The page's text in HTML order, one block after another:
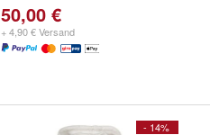
50,00 €
+ 4,90 € Versand
- 14%